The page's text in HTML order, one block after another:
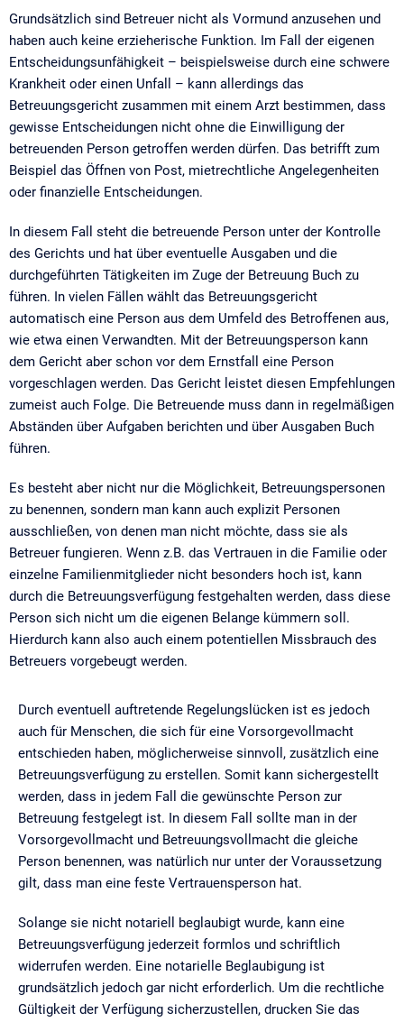
Grundsätzlich sind Betreuer nicht als Vormund anzusehen und
haben auch keine erzieherische Funktion. Im Fall der eigenen
Entscheidungsunfähigkeit – beispielsweise durch eine schwere
Krankheit oder einen Unfall – kann allerdings das
Betreuungsgericht zusammen mit einem Arzt bestimmen, dass
gewisse Entscheidungen nicht ohne die Einwilligung der
betreuenden Person getroffen werden dürfen. Das betrifft zum
Beispiel das Öffnen von Post, mietrechtliche Angelegenheiten
oder finanzielle Entscheidungen.
In diesem Fall steht die betreuende Person unter der Kontrolle
des Gerichts und hat über eventuelle Ausgaben und die
durchgeführten Tätigkeiten im Zuge der Betreuung Buch zu
führen. In vielen Fällen wählt das Betreuungsgericht
automatisch eine Person aus dem Umfeld des Betroffenen aus,
wie etwa einen Verwandten. Mit der Betreuungsperson kann
dem Gericht aber schon vor dem Ernstfall eine Person
vorgeschlagen werden. Das Gericht leistet diesen Empfehlungen
zumeist auch Folge. Die Betreuende muss dann in regelmäßigen
Abständen über Aufgaben berichten und über Ausgaben Buch
führen.
Es besteht aber nicht nur die Möglichkeit, Betreuungspersonen
zu benennen, sondern man kann auch explizit Personen
ausschließen, von denen man nicht möchte, dass sie als
Betreuer fungieren. Wenn z.B. das Vertrauen in die Familie oder
einzelne Familienmitglieder nicht besonders hoch ist, kann
durch die Betreuungsverfügung festgehalten werden, dass diese
Person sich nicht um die eigenen Belange kümmern soll.
Hierdurch kann also auch einem potentiellen Missbrauch des
Betreuers vorgebeugt werden.
Durch eventuell auftretende Regelungslücken ist es jedoch
auch für Menschen, die sich für eine Vorsorgevollmacht
entschieden haben, möglicherweise sinnvoll, zusätzlich eine
Betreuungsverfügung zu erstellen. Somit kann sichergestellt
werden, dass in jedem Fall die gewünschte Person zur
Betreuung festgelegt ist. In diesem Fall sollte man in der
Vorsorgevollmacht und Betreuungsvollmacht die gleiche
Person benennen, was natürlich nur unter der Voraussetzung
gilt, dass man eine feste Vertrauensperson hat.
Solange sie nicht notariell beglaubigt wurde, kann eine
Betreuungsverfügung jederzeit formlos und schriftlich
widerrufen werden. Eine notarielle Beglaubigung ist
grundsätzlich jedoch gar nicht erforderlich. Um die rechtliche
Gültigkeit der Verfügung sicherzustellen, drucken Sie das